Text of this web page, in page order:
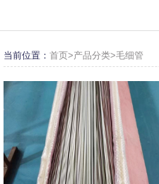
当前位置：首页>产品分类>毛细管